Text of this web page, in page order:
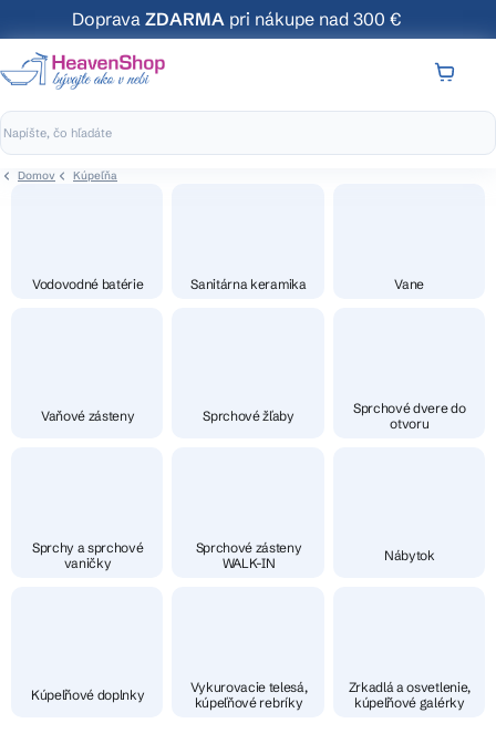
na
obsah
Doprava ZDARMA pri nákupe nad 300 €
KOŠÍK
Domov Kúpeľňa
Vodovodné batérie Sanitárna keramika Vane
Vaňové zásteny Sprchové žľaby
Sprchové dvere do
otvoru
Sprchy a sprchové
vaničky
Sprchové zásteny
WALK-IN
Nábytok
Kúpeľňové doplnky
Vykurovacie telesá,
kúpeľňové rebríky
Zrkadlá a osvetlenie,
kúpeľňové galérky